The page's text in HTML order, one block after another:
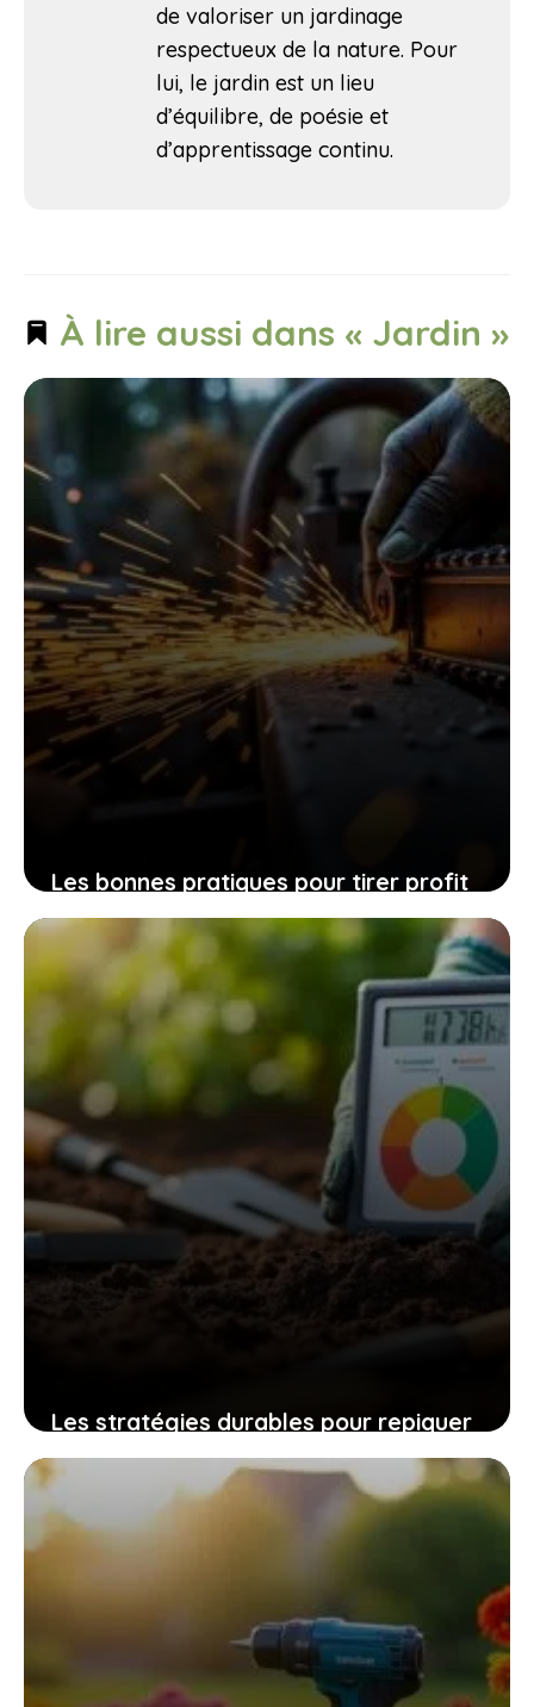
de valoriser un jardinage
respectueux de la nature. Pour
lui, le jardin est un lieu
d’équilibre, de poésie et
d’apprentissage continu.
À lire aussi dans « Jardin »
Les bonnes pratiques pour tirer profit
de l’affûteuse oregon 620-230 et
prolonger la vie de vos chaînes
12 novembre 2025
Les stratégies durables pour repiquer
les betteraves et favoriser la vie du
sol en permaculture
12 novembre 2025